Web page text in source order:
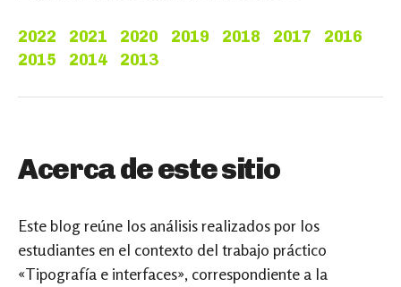
2022 2021 2020 2019 2018 2017
2016
2015
2014 2013
Acerca de este sitio
Este blog reúne los análisis realizados por los
estudiantes en el contexto del trabajo práctico
«Tipografía e interfaces», correspondiente a la